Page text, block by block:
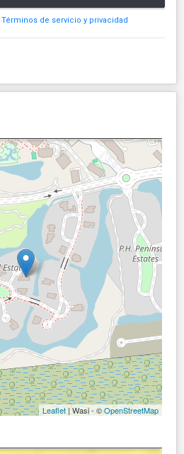
Términos de servicio y privacidad
Leaflet | Wasi - ©OpenStreetMap